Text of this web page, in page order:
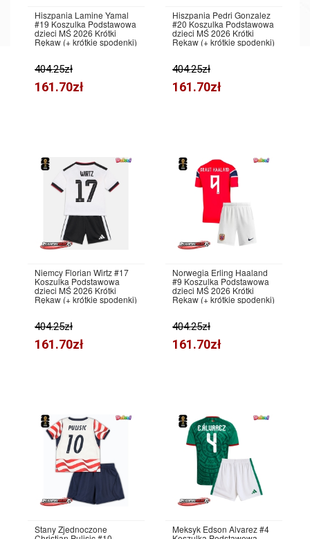
Hiszpania Lamine Yamal
#19 Koszulka Podstawowa
dzieci MŚ 2026 Krótki
Rękaw (+ krótkie spodenki)
404.25zł
161.70zł
Hiszpania Pedri Gonzalez
#20 Koszulka Podstawowa
dzieci MŚ 2026 Krótki
Rękaw (+ krótkie spodenki)
404.25zł
161.70zł
Niemcy Florian Wirtz #17
Koszulka Podstawowa
dzieci MŚ 2026 Krótki
Rękaw (+ krótkie spodenki)
404.25zł
161.70zł
Norwegia Erling Haaland
#9 Koszulka Podstawowa
dzieci MŚ 2026 Krótki
Rękaw (+ krótkie spodenki)
404.25zł
161.70zł
Stany Zjednoczone Meksyk Edson Alvarez #4